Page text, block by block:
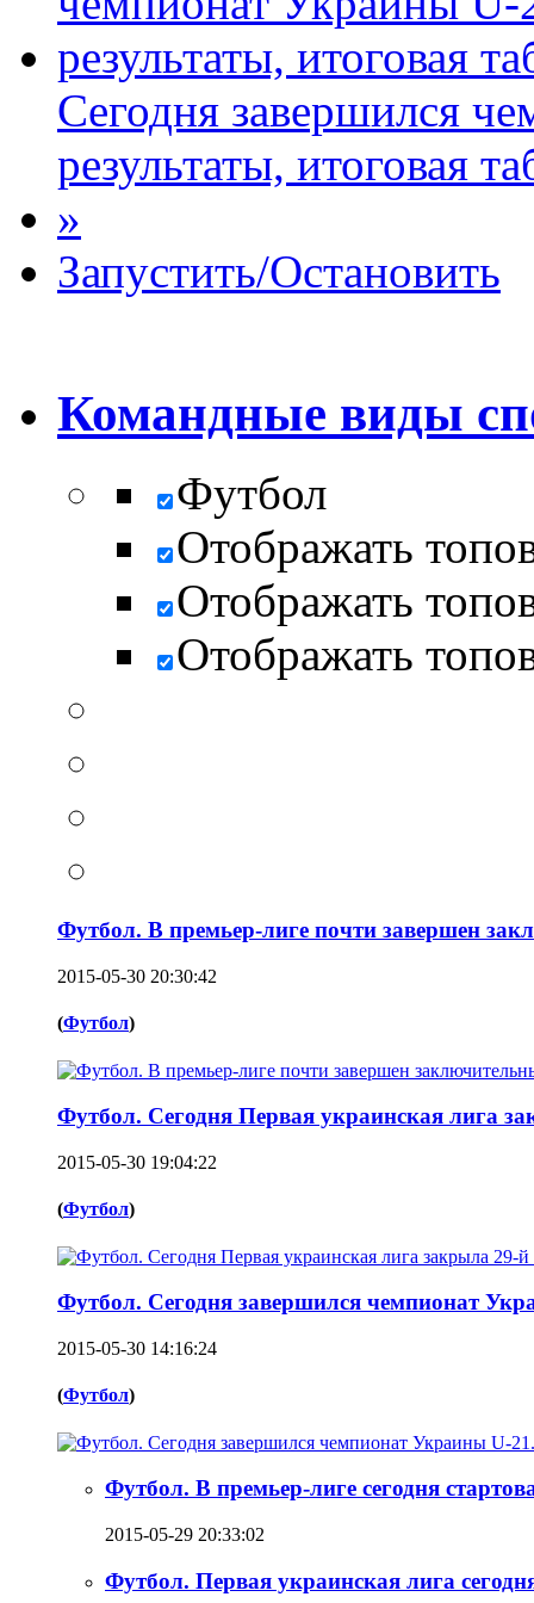
Сегодня завершился
результаты, итоговая
»
Запустить/Остановить
Командные виды
Футбол
Отображать
Отображать
Отображать
Футбол. В премьер-лиге почти завершен
2015-05-30 20:30:42
(Футбол)
Футбол. Сегодня Первая украинская лига
2015-05-30 19:04:22
(Футбол)
Футбол. Сегодня завершился чемпионат
2015-05-30 14:16:24
(Футбол)
Футбол. В премьер-лиге сегодня
2015-05-29 20:33:02
Футбол. Первая украинская лига